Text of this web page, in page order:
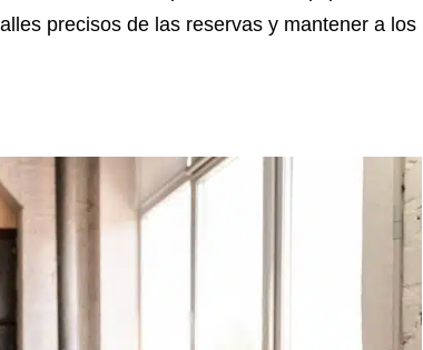
precisos de las reservas y mantener a los